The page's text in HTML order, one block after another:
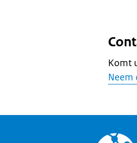
Komt
Neem